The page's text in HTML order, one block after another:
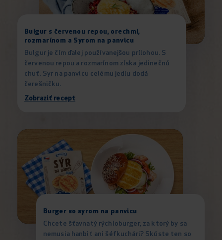
Bulgur s červenou repou, orechmi,
rozmarínom a Syrom na panvicu
Bulgur je čím ďalej používanejšou prílohou. S
červenou repou a rozmarínom získa jedinečnú
chuť. Syr na panvicu celému jedlu dodá
čerešničku.
Zobraziť recept
Burger so syrom na panvicu
Chcete šťavnatý rýchloburger, za ktorý by sa
nemusia hanbiť ani šéfkuchári? Skúste ten so